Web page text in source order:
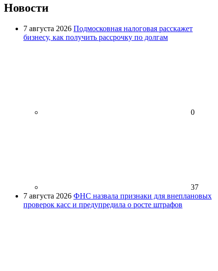
Новости
7 августа 2026 Подмосковная налоговая расскажет
бизнесу, как получить рассрочку по долгам
0
37
7 августа 2026 ФНС назвала признаки для внеплановых
проверок касс и предупредила о росте штрафов